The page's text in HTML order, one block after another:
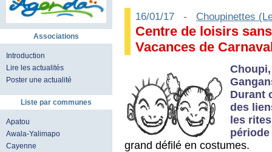
Associations
Introduction
Lire les actualités
Poster une actualité
Liste par communes
Apatou
Awala-Yalimapo
Cayenne
16/01/17 - Choupinettes
Centre de loisirs
Vacances de
Durant
des
les
grand défilé en costumes.